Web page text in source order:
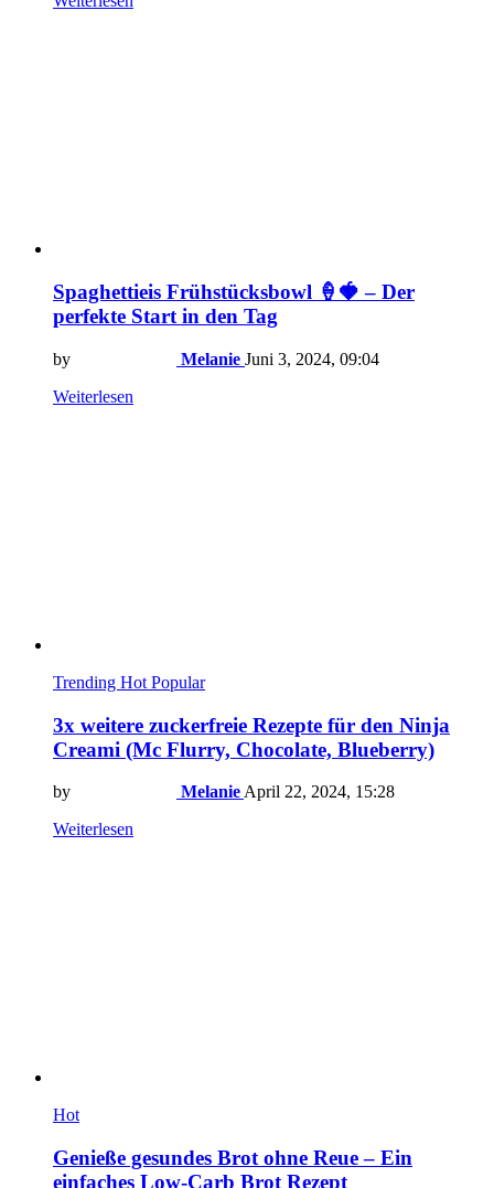
Spaghettieis Frühstücksbowl 🍦🍓 – Der
perfekte Start in den Tag
by Melanie Juni 3, 2024, 09:04
Weiterlesen
Trending Hot Popular
3x weitere zuckerfreie Rezepte für den Ninja
Creami (Mc Flurry, Chocolate, Blueberry)
by Melanie April 22, 2024, 15:28
Weiterlesen
Hot
Genieße gesundes Brot ohne Reue – Ein
einfaches Low-Carb Brot Rezept